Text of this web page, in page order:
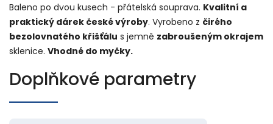
Baleno po dvou kusech - přátelská souprava. Kvalitní a
praktický dárek české výroby. Vyrobeno z čirého
bezolovnatého křišťálu s jemně zabroušeným okrajem
sklenice. Vhodné do myčky.
Doplňkové parametry